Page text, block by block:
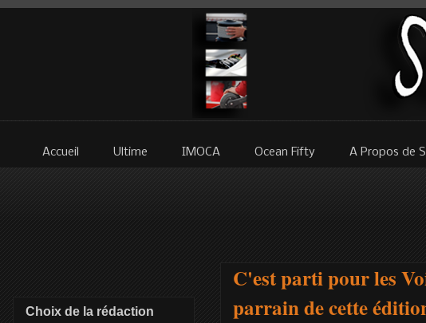
Accueil Ultime IMOCA Ocean Fifty A Propos de
C'est parti pour les
parrain de cette
Choix de la rédaction